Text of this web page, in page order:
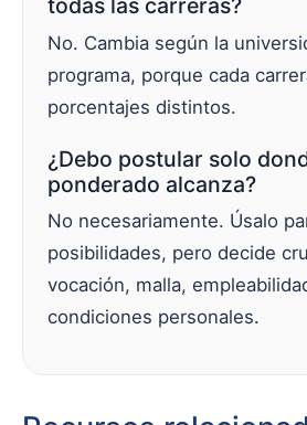
todas las carreras?
No. Cambia según la
programa, porque cada
porcentajes distintos.
¿Debo postular solo
ponderado alcanza?
No necesariamente. Úsalo
posibilidades, pero decide
vocación, malla,
condiciones personales.